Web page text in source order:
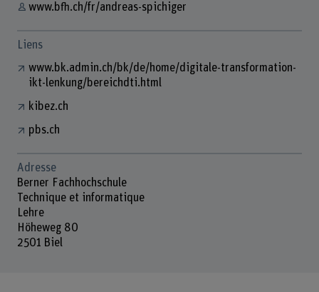
www.bfh.ch/fr/andreas-spichiger
Liens
www.bk.admin.ch/bk/de/home/digitale-transformation-
ikt-lenkung/bereichdti.html
kibez.ch
pbs.ch
Adresse
Berner Fachhochschule
Technique et informatique
Lehre
Höheweg 80
2501 Biel